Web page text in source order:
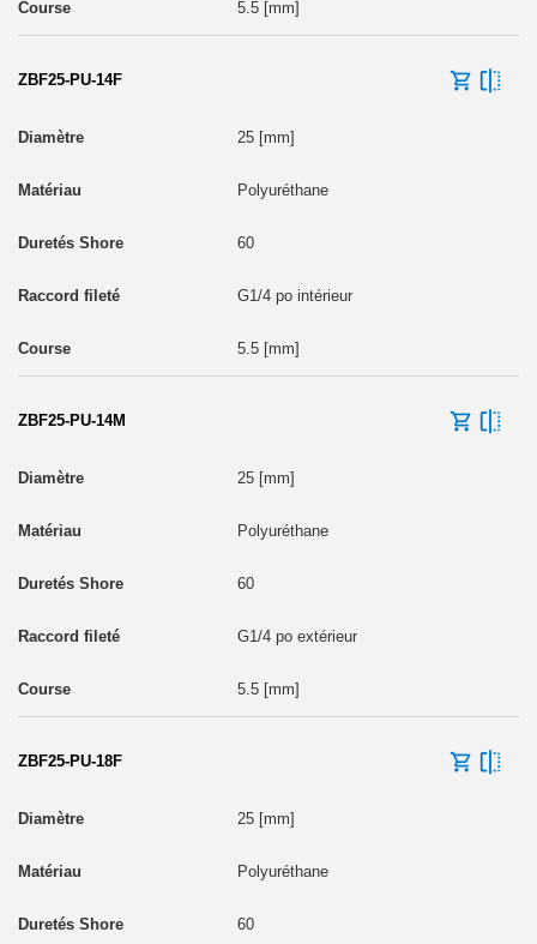
5.5 [mm]
ZBF25-PU-14F
25 [mm]
Polyuréthane
60
G1/4 po intérieur
5.5 [mm]
ZBF25-PU-14M
25 [mm]
Polyuréthane
60
G1/4 po extérieur
5.5 [mm]
ZBF25-PU-18F
25 [mm]
Polyuréthane
60